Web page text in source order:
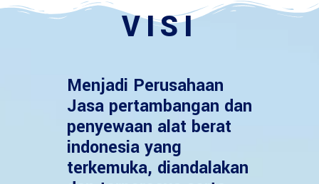
VISI
Menjadi Perusahaan
Jasa pertambangan dan
penyewaan alat berat
indonesia yang
terkemuka, diandalakan